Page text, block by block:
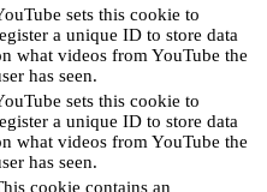
sets this cookie to
a unique ID to store data
what videos from YouTube the
has seen.
sets this cookie to
a unique ID to store data
what videos from YouTube the
has seen.
cookie contains an